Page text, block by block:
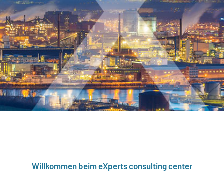
Willkommen beim eXperts consulting center